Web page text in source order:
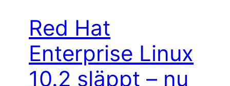
Red Hat
Enterprise Linux
10.2 släppt – nu